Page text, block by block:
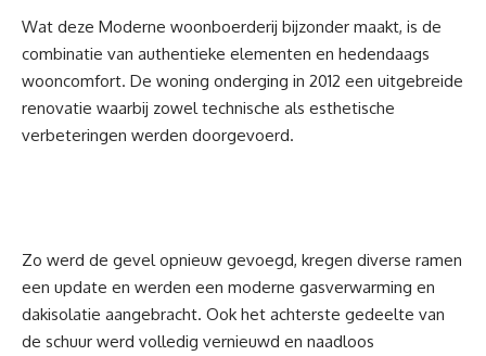
Wat deze Moderne woonboerderij bijzonder maakt, is de
combinatie van authentieke elementen en hedendaags
wooncomfort. De woning onderging in 2012 een uitgebreide
renovatie waarbij zowel technische als esthetische
verbeteringen werden doorgevoerd.
Zo werd de gevel opnieuw gevoegd, kregen diverse ramen
een update en werden een moderne gasverwarming en
dakisolatie aangebracht. Ook het achterste gedeelte van
de schuur werd volledig vernieuwd en naadloos